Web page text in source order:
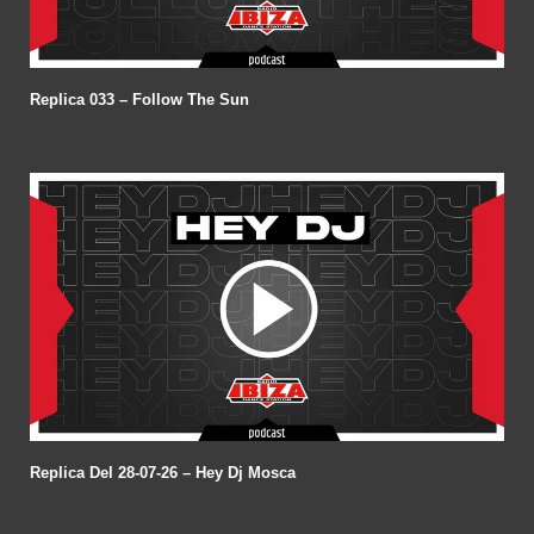
Replica 033 – Follow The Sun
Replica Del 28-07-26 – Hey Dj Mosca